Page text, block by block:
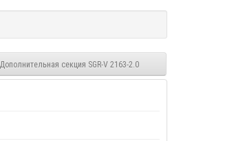
Дополнительная секция SGR-V 2163-2.0